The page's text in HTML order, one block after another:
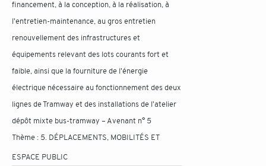
financement, à la conception, à la réalisation, à
l'entretien-maintenance, au gros entretien
renouvellement des infrastructures et
équipements relevant des lots courants fort et
faible, ainsi que la fourniture de l'énergie
électrique nécessaire au fonctionnement des deux
lignes de Tramway et des installations de l'atelier
dépôt mixte bus-tramway – Avenant n° 5
Thème : 5. DÉPLACEMENTS, MOBILITÉS ET
ESPACE PUBLIC